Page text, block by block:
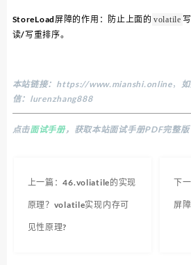
StoreLoad屏障的作用：防止上面的 volatile
读/写重排序。
本站链接： https://www.mianshi.online，
信：lurenzhang888
点击面试手册，获取本站面试手册PDF完整版
上一篇：46.voliatile的实现
原理？volatile实现内存可
见性原理?
下
屏